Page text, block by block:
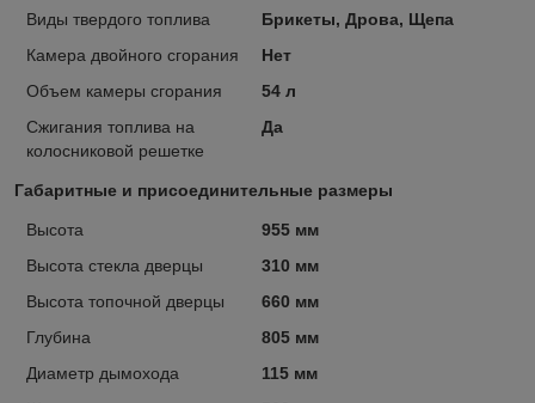
Виды твердого топлива
Брикеты, Дрова, Щепа
Камера двойного сгорания
Нет
Объем камеры сгорания
54 л
Сжигания топлива на
колосниковой решетке
Да
Габаритные и присоединительные размеры
Высота
955 мм
Высота стекла дверцы
310 мм
Высота топочной дверцы
660 мм
Глубина
805 мм
Диаметр дымохода
115 мм